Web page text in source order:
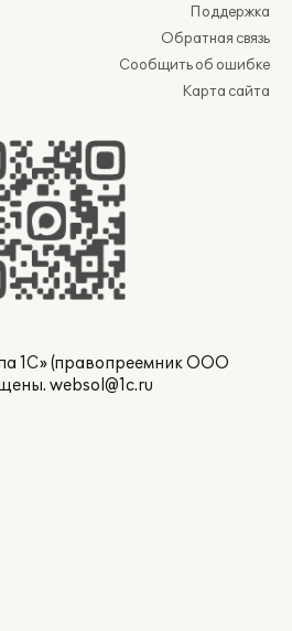
Поддержка
Обратная связь
Сообщить об ошибке
Карта сайта
1С» (правопреемник ООО
websol@1c.ru